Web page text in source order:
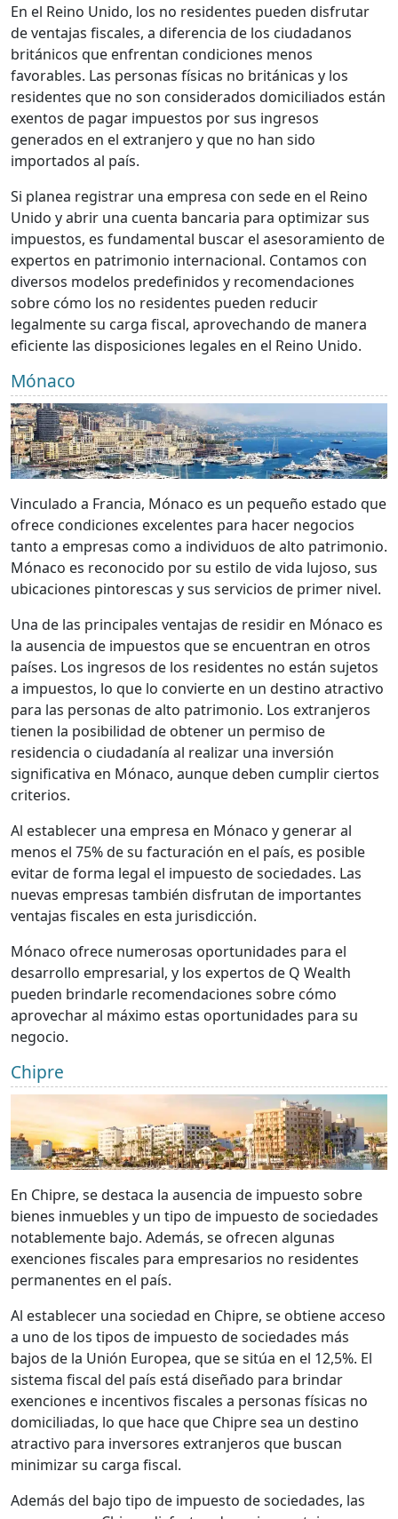
En el Reino Unido, los no residentes pueden disfrutar
de ventajas fiscales, a diferencia de los ciudadanos
británicos que enfrentan condiciones menos
favorables. Las personas físicas no británicas y los
residentes que no son considerados domiciliados están
exentos de pagar impuestos por sus ingresos
generados en el extranjero y que no han sido
importados al país.
Si planea registrar una empresa con sede en el Reino
Unido y abrir una cuenta bancaria para optimizar sus
impuestos, es fundamental buscar el asesoramiento de
expertos en patrimonio internacional. Contamos con
diversos modelos predefinidos y recomendaciones
sobre cómo los no residentes pueden reducir
legalmente su carga fiscal, aprovechando de manera
eficiente las disposiciones legales en el Reino Unido.
Mónaco
Vinculado a Francia, Mónaco es un pequeño estado que
ofrece condiciones excelentes para hacer negocios
tanto a empresas como a individuos de alto patrimonio.
Mónaco es reconocido por su estilo de vida lujoso, sus
ubicaciones pintorescas y sus servicios de primer nivel.
Una de las principales ventajas de residir en Mónaco es
la ausencia de impuestos que se encuentran en otros
países. Los ingresos de los residentes no están sujetos
a impuestos, lo que lo convierte en un destino atractivo
para las personas de alto patrimonio. Los extranjeros
tienen la posibilidad de obtener un permiso de
residencia o ciudadanía al realizar una inversión
significativa en Mónaco, aunque deben cumplir ciertos
criterios.
Al establecer una empresa en Mónaco y generar al
menos el 75% de su facturación en el país, es posible
evitar de forma legal el impuesto de sociedades. Las
nuevas empresas también disfrutan de importantes
ventajas fiscales en esta jurisdicción.
Mónaco ofrece numerosas oportunidades para el
desarrollo empresarial, y los expertos de Q Wealth
pueden brindarle recomendaciones sobre cómo
aprovechar al máximo estas oportunidades para su
negocio.
Chipre
En Chipre, se destaca la ausencia de impuesto sobre
bienes inmuebles y un tipo de impuesto de sociedades
notablemente bajo. Además, se ofrecen algunas
exenciones fiscales para empresarios no residentes
permanentes en el país.
Al establecer una sociedad en Chipre, se obtiene acceso
a uno de los tipos de impuesto de sociedades más
bajos de la Unión Europea, que se sitúa en el 12,5%. El
sistema fiscal del país está diseñado para brindar
exenciones e incentivos fiscales a personas físicas no
domiciliadas, lo que hace que Chipre sea un destino
atractivo para inversores extranjeros que buscan
minimizar su carga fiscal.
Además del bajo tipo de impuesto de sociedades, las